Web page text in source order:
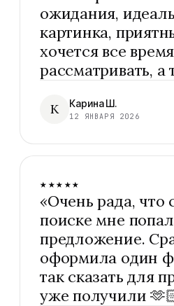
ожидания,
картинка,
хочется все время
рассматривать,
К Карина Ш.
12 ЯНВАРЯ 2026
★★★★★
«Очень рада, что
поиске мне
предложение.
оформила один
так сказать для
уже получили